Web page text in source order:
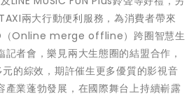
兩大行動便利服務，為消費者帶來
（Online merge offline）跨圈智慧生
者會，樂見兩大生態圈的結盟合作，
的綜效，期許催生更多優質的影視音
產業蓬勃發展，在國際舞台上持續嶄露